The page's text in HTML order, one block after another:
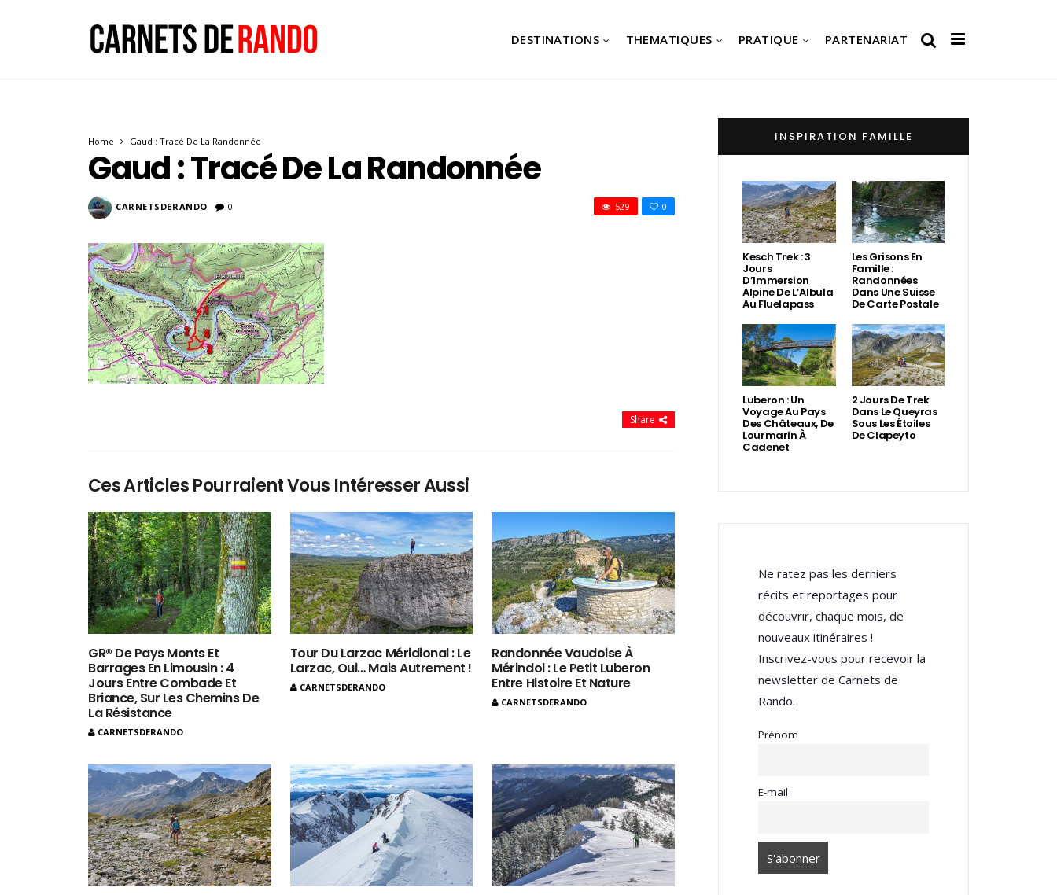
DESTINATIONS THEMATIQUES PRATIQUE PARTENARIAT
Home Gaud : Tracé De La Randonnée
Gaud : Tracé De La Randonnée
CARNETSDERANDO 0 0
529
Share
Ces Articles Pourraient Vous Intéresser Aussi
GR® De Pays Monts Et
Barrages En Limousin : 4
Jours Entre Combade Et
Briance, Sur Les Chemins De
La Résistance
CARNETSDERANDO
Tour Du Larzac Méridional : Le
Larzac, Oui… Mais Autrement !
CARNETSDERANDO
Randonnée Vaudoise À
Mérindol : Le Petit Luberon
Entre Histoire Et Nature
CARNETSDERANDO
INSPIRATION FAMILLE
Kesch Trek : 3
Jours
D’Immersion
Alpine De L’Albula
Au Fluelapass
Les Grisons En
Famille :
Randonnées
Dans Une Suisse
De Carte Postale
Luberon : Un
Voyage Au Pays
Des Châteaux, De
Lourmarin À
Cadenet
2 Jours De Trek
Dans Le Queyras
Sous Les Étoiles
De Clapeyto
Ne ratez pas les derniers
récits et reportages pour
découvrir, chaque mois, de
nouveaux itinéraires !
Inscrivez-vous pour recevoir la
newsletter de Carnets de
Rando.
Prénom
E-mail